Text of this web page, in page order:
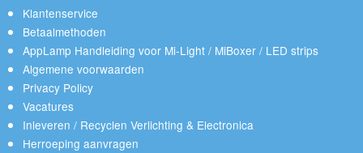
Klantenservice
Betaalmethoden
AppLamp Handleiding voor Mi-Light / MiBoxer / LED strips
Algemene voorwaarden
Privacy Policy
Vacatures
Inleveren / Recyclen Verlichting & Electronica
Herroeping aanvragen